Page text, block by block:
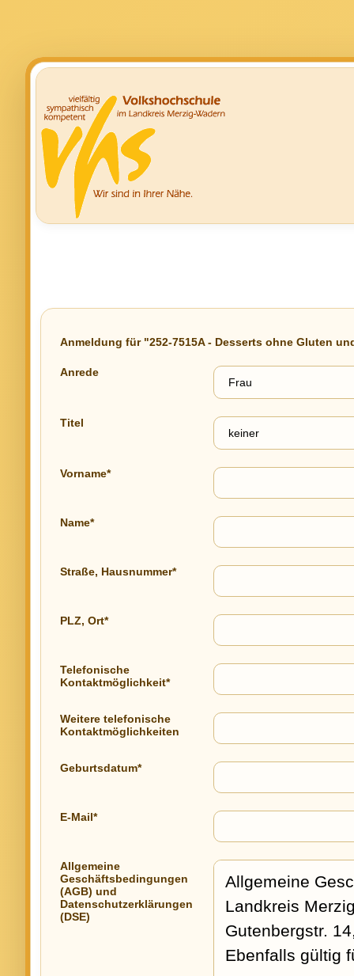
Anmeldung für "252-7515A - Desserts ohne Gluten
Anrede
Titel
Vorname*
Name*
Straße, Hausnummer*
PLZ, Ort*
Telefonische
Kontaktmöglichkeit*
Weitere telefonische
Kontaktmöglichkeiten
Geburtsdatum*
E-Mail*
Allgemeine
Geschäftsbedingungen
(AGB) und
Datenschutzerklärungen
(DSE)